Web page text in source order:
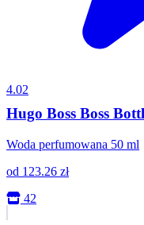
4.02
Hugo Boss Boss
Woda perfumowana 50 ml
od 123.26 zł
42